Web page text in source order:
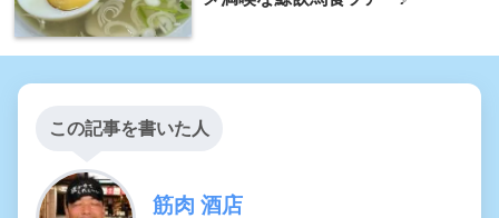
この記事を書いた人
筋肉 酒店